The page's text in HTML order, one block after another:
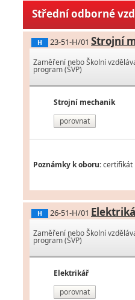
Střední odborné
H 23-51-H/01 Strojní
Zaměření nebo Školní
program (ŠVP)
Strojní mechanik
porovnat
Poznámky k oboru:certifikát
H 26-51-H/01
Zaměření nebo Školní
program (ŠVP)
Elektrikář
porovnat